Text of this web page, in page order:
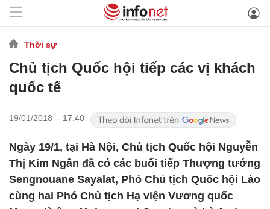
Thời sự
Chủ tịch Quốc hội tiếp các vị khách
quốc tế
19/01/2018 - 17:40
Ngày 19/1, tại Hà Nội, Chủ tịch Quốc hội Nguyễn
Thị Kim Ngân đã có các buổi tiếp Thượng tướng
Sengnouane Sayalat, Phó Chủ tịch Quốc hội Lào
cùng hai Phó Chủ tịch Hạ viện Vương quốc